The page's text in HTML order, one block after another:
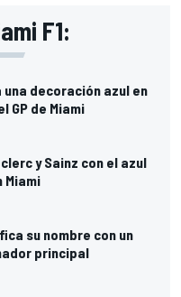
F1:
decoración azul en
GP de Miami
y Sainz con el azul
Miami
su nombre con un
principal